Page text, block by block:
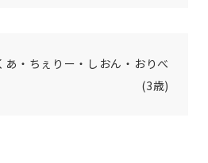
・ちぇりー・しおん・おりべ
(3歳)